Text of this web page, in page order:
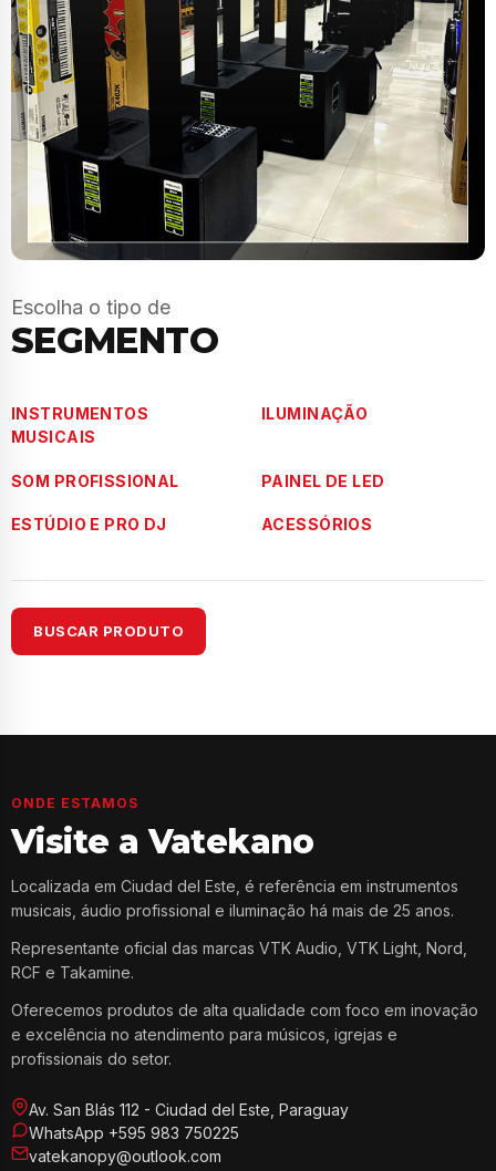
Escolha o tipo de
SEGMENTO
INSTRUMENTOS
MUSICAIS
ILUMINAÇÃO
SOM PROFISSIONAL PAINEL DE LED
ESTÚDIO E PRO DJ ACESSÓRIOS
BUSCAR PRODUTO
ONDE ESTAMOS
Visite a Vatekano
Localizada em Ciudad del Este, é referência em instrumentos
musicais, áudio profissional e iluminação há mais de 25 anos.
Representante oficial das marcas VTK Audio, VTK Light, Nord,
RCF e Takamine.
Oferecemos produtos de alta qualidade com foco em inovação
e excelência no atendimento para músicos, igrejas e
profissionais do setor.
Av. San Blás 112 - Ciudad del Este, Paraguay
WhatsApp +595 983 750225
vatekanopy@outlook.com